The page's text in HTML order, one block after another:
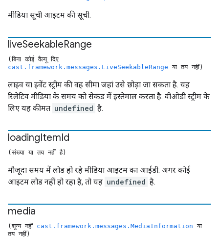
मीडिया सूची आइटम की सूची.
liveSeekableRange
(बिना कोई वैल्यू दिए
cast.framework.messages.LiveSeekableRange या तय नहीं)
लाइव या इवेंट स्ट्रीम की वह सीमा जहां उसे छोड़ा जा सकता है. यह
रिलेटिव मीडिया के समय को सेकंड में इस्तेमाल करता है. वीओडी स्ट्रीम के
लिए यह कीमत undefined है.
loadingItemId
(संख्या या तय नहीं है)
मौजूदा समय में लोड हो रहे मीडिया आइटम का आईडी. अगर कोई
आइटम लोड नहीं हो रहा है, तो यह undefined है.
media
(शून्य नहीं cast.framework.messages.MediaInformation या
तय नहीं)